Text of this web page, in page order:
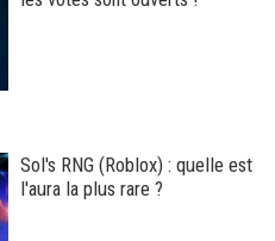
Sol's RNG (Roblox) : quelle est
l'aura la plus rare ?